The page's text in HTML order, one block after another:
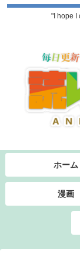
"I hope I
ホーム
漫画